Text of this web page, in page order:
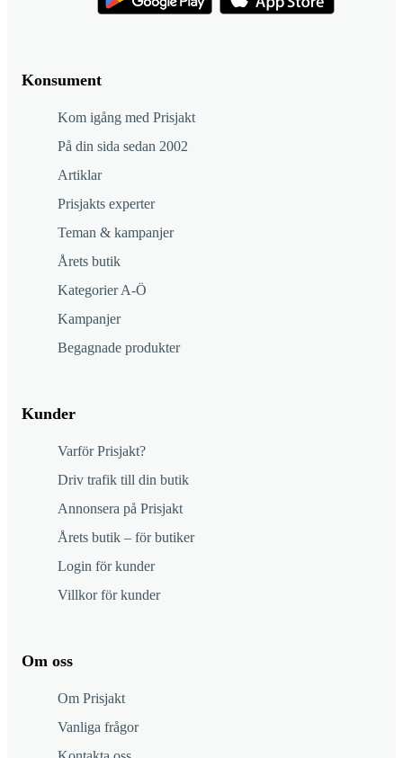
Konsument
Kom igång med Prisjakt
På din sida sedan 2002
Artiklar
Prisjakts experter
Teman & kampanjer
Årets butik
Kategorier A-Ö
Kampanjer
Begagnade produkter
Kunder
Varför Prisjakt?
Driv trafik till din butik
Annonsera på Prisjakt
Årets butik – för butiker
Login för kunder
Villkor för kunder
Om oss
Om Prisjakt
Vanliga frågor